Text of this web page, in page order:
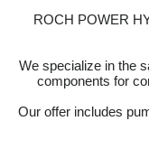
ROCH POWER
We specialize in the
components for
Our offer includes